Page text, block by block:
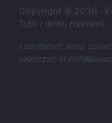
Copyright © 2026 ·
Tutti i diritti riservati
I contenuti sono
realizzati in